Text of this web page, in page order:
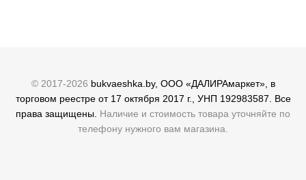
© 2017-2026 bukvaeshka.by, ООО «ДАЛИРАмаркет», в
торговом реестре от 17 октября 2017 г., УНП 192983587. Все
права защищены. Наличие и стоимость товара уточняйте по
телефону нужного вам магазина.